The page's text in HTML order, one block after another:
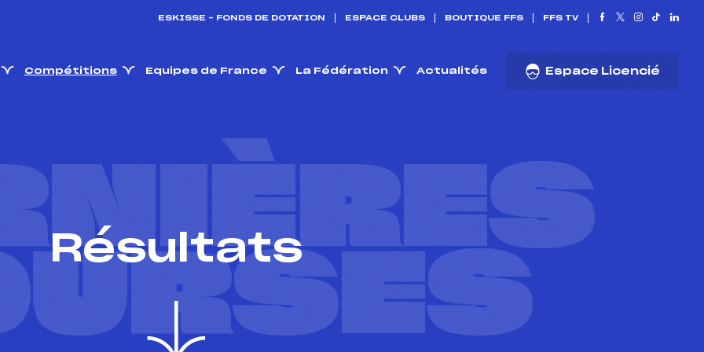
ESKISSE – FONDS DE DOTATION ESPACE CLUBS BOUTIQUE FFS FFS TV
Compétitions Equipes de France La Fédération Actualités Espace Licencié
Résultats